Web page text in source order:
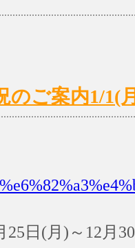
のご案内1/1(
25日(月)～12月